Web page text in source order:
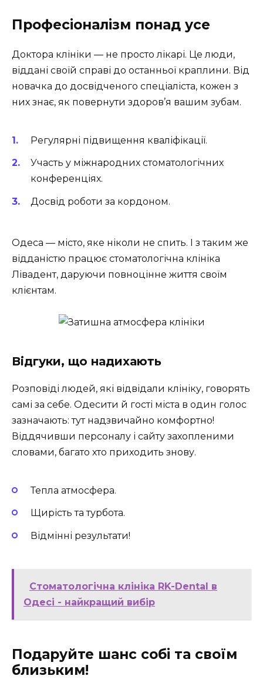
Професіоналізм понад усе
Доктора клініки — не просто лікарі. Це люди,
віддані своїй справі до останньої краплини. Від
новачка до досвідченого спеціаліста, кожен з
них знає, як повернути здоров’я вашим зубам.
Регулярні підвищення кваліфікації.
Участь у міжнародних стоматологічних
конференціях.
Досвід роботи за кордоном.
Одеса — місто, яке ніколи не спить. І з таким же
відданістю працює стоматологічна клініка
Лівадент, даруючи повноцінне життя своїм
клієнтам.
Відгуки, що надихають
Розповіді людей, які відвідали клініку, говорять
самі за себе. Одесити й гості міста в один голос
зазначають: тут надзвичайно комфортно!
Віддячивши персоналу і сайту захопленими
словами, багато хто приходить знову.
Тепла атмосфера.
Щирість та турбота.
Відмінні результати!
Стоматологічна клініка RK-Dental в
Одесі - найкращий вибір
Подаруйте шанс собі та своїм
близьким!